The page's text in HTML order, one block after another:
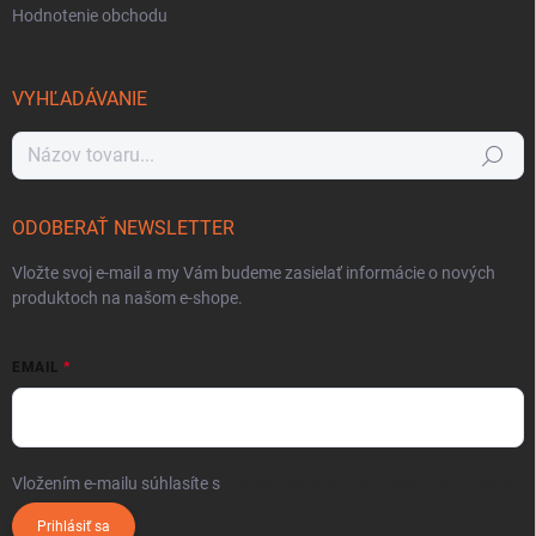
Hodnotenie obchodu
VYHĽADÁVANIE
Hľadať
ODOBERAŤ NEWSLETTER
Vložte svoj e-mail a my Vám budeme zasielať informácie o nových
produktoch na našom e-shope.
EMAIL
Vložením e-mailu súhlasíte s
Prihlásiť sa